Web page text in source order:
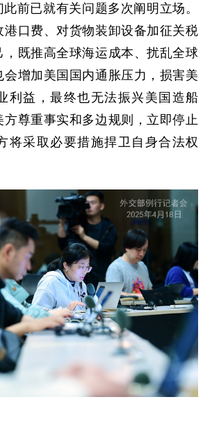
前已就有关问题多次阐明立场。
港口费、对货物装卸设备加征关税
，既推高全球海运成本、扰乱全球
会增加美国国内通胀压力，损害美
利益，最终也无法振兴美国造船
方尊重事实和多边规则，立即停止
将采取必要措施捍卫自身合法权